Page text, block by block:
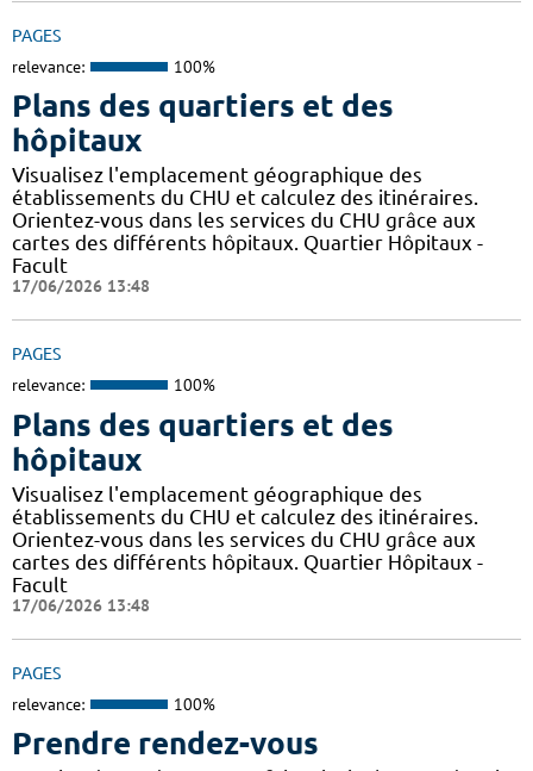
PAGES
relevance: 100%
Plans des quartiers et des
hôpitaux
Visualisez l'emplacement géographique des
établissements du CHU et calculez des itinéraires.
Orientez-vous dans les services du CHU grâce aux
cartes des différents hôpitaux. Quartier Hôpitaux -
Facult
17/06/2026 13:48
PAGES
relevance: 100%
Plans des quartiers et des
hôpitaux
Visualisez l'emplacement géographique des
établissements du CHU et calculez des itinéraires.
Orientez-vous dans les services du CHU grâce aux
cartes des différents hôpitaux. Quartier Hôpitaux -
Facult
17/06/2026 13:48
PAGES
relevance: 100%
Prendre rendez-vous